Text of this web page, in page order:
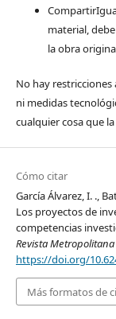
material,
la obra
No hay
ni medidas
cualquier cosa que
Cómo citar
García Álvarez, I. .,
Los proyectos de
competencias
Revista
https://doi.org/
Más formatos de